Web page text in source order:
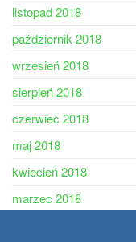
listopad 2018
październik 2018
wrzesień 2018
sierpień 2018
czerwiec 2018
maj 2018
kwiecień 2018
marzec 2018